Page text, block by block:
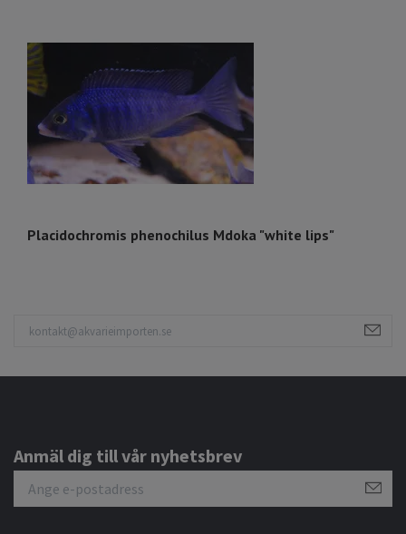
Placidochromis phenochilus Mdoka "white lips"
Anmäl dig till vår nyhetsbrev